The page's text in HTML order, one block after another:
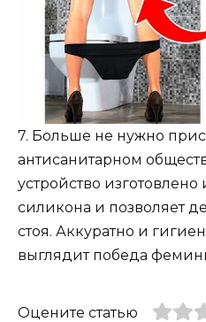
7. Больше не нужно
антисанитарном
устройство
силикона и позволяет
стоя. Аккуратно и
выглядит победа
Оцените статью